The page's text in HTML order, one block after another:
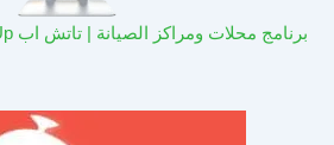
برنامج محلات ومراكز الصيانة | تاتش اب TouchUp